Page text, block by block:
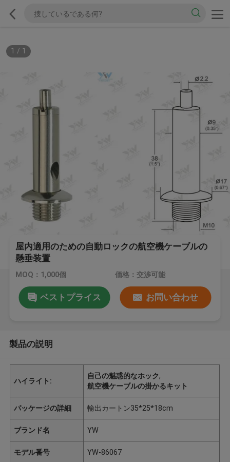
1 / 1
屋内適用のための自動ロックの航空機ケーブルの
懸垂装置
MOQ：1,000個 価格：交渉可能
ベストプライス お問い合わせ
製品の説明
ハイライト:
自己の魅惑的なホック,
航空機ケーブルの掛かるキット
パッケージの詳細 輸出カートン35*25*18cm
ブランド名 YW
モデル番号 YW-86067